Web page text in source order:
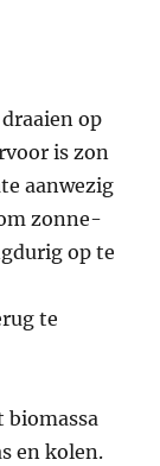
op
is zon
aanwezig
zonne-
op te
te
biomassa
en kolen.